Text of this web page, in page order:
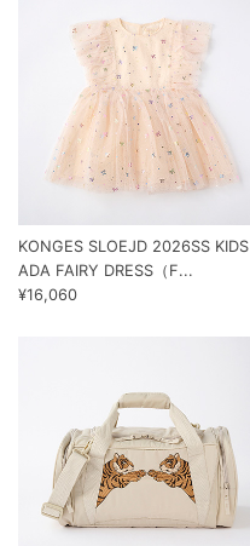
KONGES SLOEJD 2026SS KIDS
ADA FAIRY DRESS（F...
¥16,060